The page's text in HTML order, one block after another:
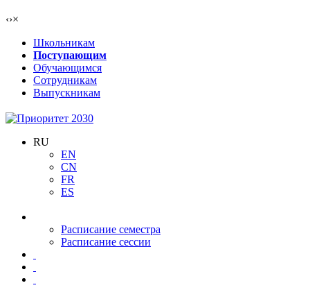
‹›×
Школьникам
Поступающим
Обучающимся
Сотрудникам
Выпускникам
RU
EN
CN
FR
ES
Расписание семестра
Расписание сессии